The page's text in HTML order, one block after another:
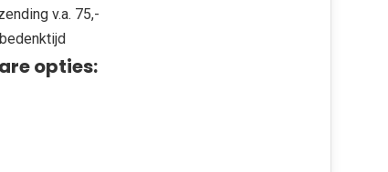
v.a. 75,-
opties: